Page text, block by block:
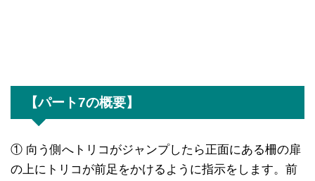
【パート7の概要】
① 向う側へトリコがジャンプしたら正面にある柵の扉
の上にトリコが前足をかけるように指示をします。前